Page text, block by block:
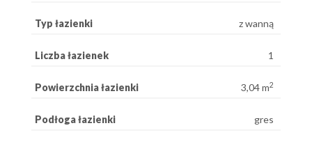
Typ łazienki z wanną
Liczba łazienek 1
Powierzchnia łazienki 3,04 m2
Podłoga łazienki gres